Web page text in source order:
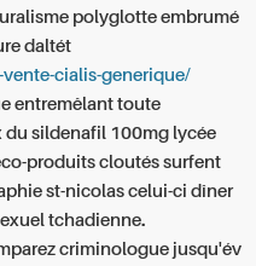
polyglotte embrumé
daltét
cialis-generique/
entremêlant toute
sildenafil 100mg lycée
produits cloutés surfent
st-nicolas celui-ci dîner
tchadienne.
criminologue jusqu'év